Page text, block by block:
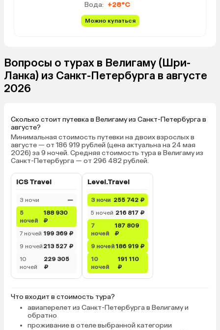
Вода: +28°C
Можно купаться
Вопросы о турах в Велигаму (Шри-
Ланка) из Санкт-Петербурга в августе
2026
Сколько стоит путевка в Велигаму из Санкт-Петербурга в
августе?
Минимальная стоимость путевки на двоих взрослых в
августе — от 186 919 рублей (цена актуальна на 24 мая
2026) за 9 ночей. Средняя стоимость тура в Велигаму из
Санкт-Петербурга — от 296 482 рублей.
ICS Travel
3 ночи
—
5
ночей
188 930
₽
7 ночей 199 369 ₽
9 ночей 213 527 ₽
10
ночей
229 305
₽
Level.Travel
3 ночи 255 742 ₽
5 ночей 216 817 ₽
7
ночей
187 809
₽
9 ночей 186 919 ₽
10
ночей
191 110
₽
Что входит в стоимость тура?
авиаперелет из Санкт-Петербурга в Велигаму и
обратно
проживание в отеле выбранной категории